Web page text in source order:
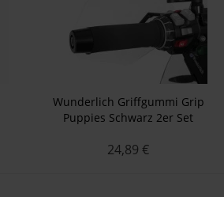
Wunderlich Griffgummi Grip
Puppies Schwarz 2er Set
24,89 €